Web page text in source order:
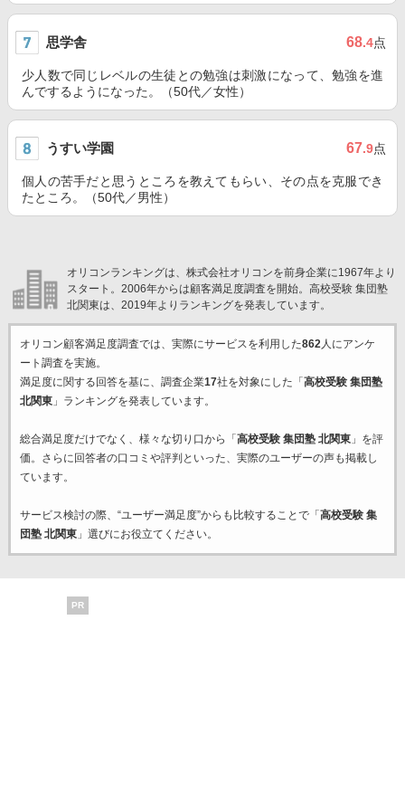
思学舎 68.4点
少人数で同じレベルの生徒との勉強は刺激になって、勉強を進
んでするようになった。（50代／女性）
うすい学園 67.9点
個人の苦手だと思うところを教えてもらい、その点を克服でき
たところ。（50代／男性）
オリコンランキングは、株式会社オリコンを前身企業に1967年より
スタート。2006年からは顧客満足度調査を開始。高校受験 集団塾
北関東は、2019年よりランキングを発表しています。
オリコン顧客満足度調査では、実際にサービスを利用した862人にアンケ
ート調査を実施。
満足度に関する回答を基に、調査企業17社を対象にした「 高校受験 集団塾
北関東」ランキングを発表しています。
総合満足度だけでなく、様々な切り口から「 高校受験 集団塾 北関東」を評
価。さらに回答者の口コミや評判といった、実際のユーザーの声も掲載し
ています。
サービス検討の際、“ユーザー満足度”からも比較することで「 高校受験 集
団塾 北関東」選びにお役立てください。
PR